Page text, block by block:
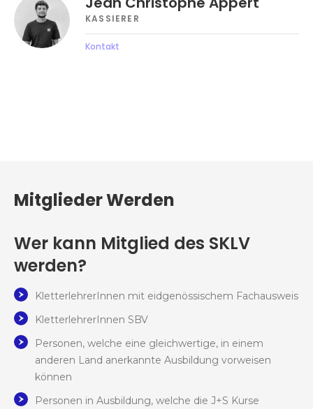
KASSIERER
Kontakt
Mitglieder Werden
Wer kann Mitglied des SKLV
werden?
KletterlehrerInnen mit eidgenössischem Fachausweis
KletterlehrerInnen SBV
Personen, welche eine gleichwertige, in einem
anderen Land anerkannte Ausbildung vorweisen
können
Personen in Ausbildung, welche die J+S Kurse